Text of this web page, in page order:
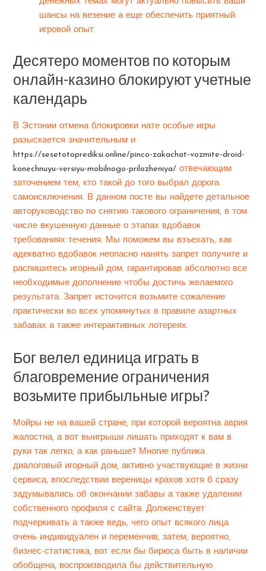
шансы на везение а еще обеспечить приятный
игровой опыт.
Десятеро моментов по которым
онлайн-казино блокируют учетные
календарь
В Эстонии отмена блокировки нате особые игры
разыскается значительным и
https://sesetotoprediksi.online/pinco-zakachat-vozmite-droid-
konechnuyu-versiyu-mobilnogo-prilozheniya/ отвечающим
заточением тем, кто такой до того выбрал дорога
самоисключения. В данном посте вы найдете детальное
авторуководство по снятию такового ограничения, в том
числе вкушенную данные о этапах вдобавок
требованиях течения. Мы поможем вы взъехать, как
адекватно вдобавок неопасно нанять запрет получите и
распишитесь игорный дом, гарантировав абсолютно все
необходимые дополнение чтобы достичь желаемого
результата. Запрет источится возьмите сожаление
практически во всех упомянутых в правиле азартных
забавах а также интерактивных лотереях.
Бог велел единица играть в
благовремение ограничения
возьмите прибыльные игры?
Мойры не на вашей стране, при которой вероятна аврия
жалостна, а вот выигрыши лишать приходят к вам в
руки так легко, а как раньше? Многие публика
диалоговый игорный дом, активно участвующие в жизни
сервиса, впоследствии вереницы крахов хотя б сразу
задумывались об окончании забавы а также удалении
собственного профиля с сайта. Долженствует
подчеркивать а также ведь, чего опыт всякого лица
очень индивидуален и переменчив, затем, вероятно,
бизнес-статистика, вот если бы бирюса быть в наличии
обобщена, воспроизводила бы действительную